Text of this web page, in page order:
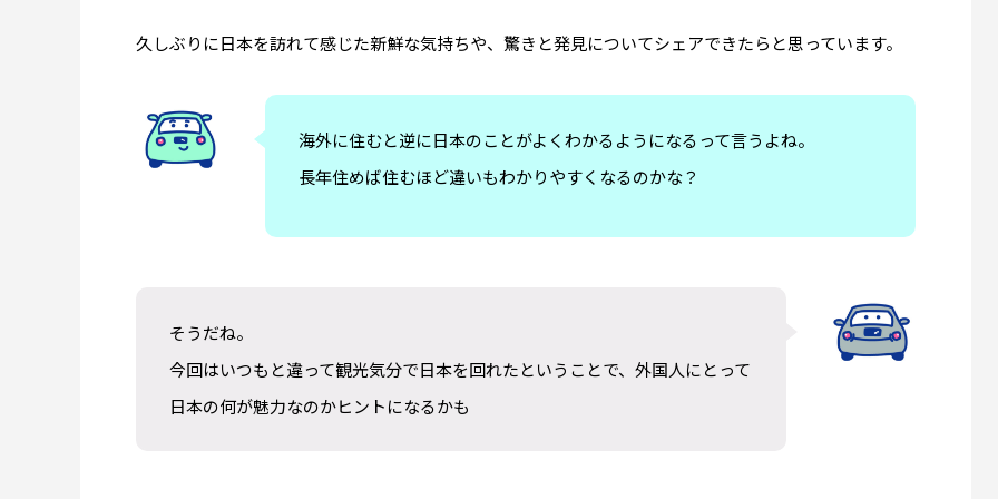
セン博物館の見どころとは？
Harbor Fish and Chipsへ｜港で食べる
(Balboa Park)完全ガイド｜見ど
久しぶりに日本を訪れて感じた新鮮な気持ちや、驚きと発見についてシェアできたらと思っています。
海外に住むと逆に日本のことがよくわかるようになるって言うよね。
長年住めば住むほど違いもわかりやすくなるのかな？
そうだね。
今回はいつもと違って観光気分で日本を回れたということで、外国人にとって
日本の何が魅力なのかヒントになるかも